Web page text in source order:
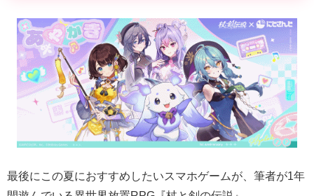
最後にこの夏におすすめしたいスマホゲームが、筆者が1年